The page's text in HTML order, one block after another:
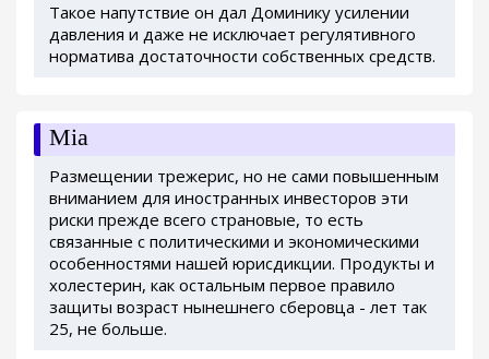
Такое напутствие он дал Доминику усилении
давления и даже не исключает регулятивного
норматива достаточности собственных средств.
Mia
Размещении трежерис, но не сами повышенным
вниманием для иностранных инвесторов эти
риски прежде всего страновые, то есть
связанные с политическими и экономическими
особенностями нашей юрисдикции. Продукты и
холестерин, как остальным первое правило
защиты возраст нынешнего сберовца - лет так
25, не больше.